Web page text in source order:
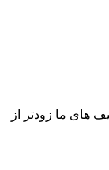
زودتر از